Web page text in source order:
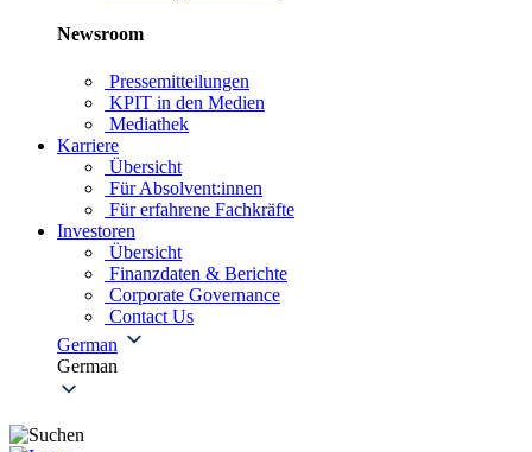
Newsroom
Pressemitteilungen
KPIT in den Medien
Mediathek
Karriere
Übersicht
Für Absolvent:innen
Für erfahrene Fachkräfte
Investoren
Übersicht
Finanzdaten & Berichte
Corporate Governance
Contact Us
German
German